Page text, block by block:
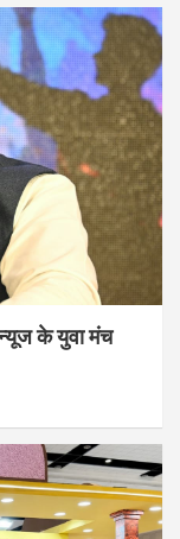
के युवा मंच